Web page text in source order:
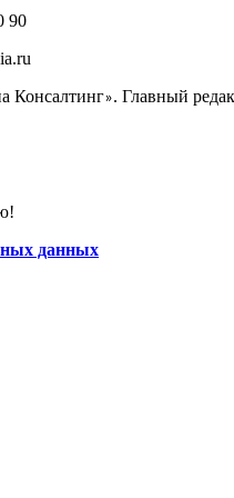
90
Консалтинг». Главный
данных